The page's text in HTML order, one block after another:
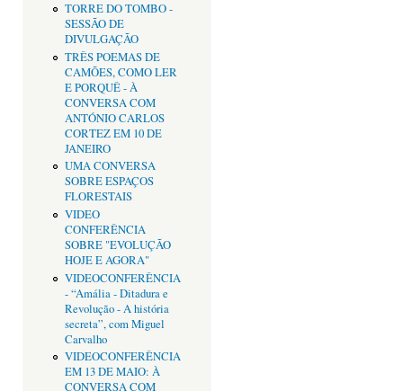
TORRE DO TOMBO -
SESSÃO DE
DIVULGAÇÃO
TRÊS POEMAS DE
CAMÕES, COMO LER
E PORQUÊ - À
CONVERSA COM
ANTÓNIO CARLOS
CORTEZ EM 10 DE
JANEIRO
UMA CONVERSA
SOBRE ESPAÇOS
FLORESTAIS
VIDEO
CONFERÊNCIA
SOBRE "EVOLUÇÃO
HOJE E AGORA"
VIDEOCONFERÊNCIA
- “Amália - Ditadura e
Revolução - A história
secreta”, com Miguel
Carvalho
VIDEOCONFERÊNCIA
EM 13 DE MAIO: À
CONVERSA COM